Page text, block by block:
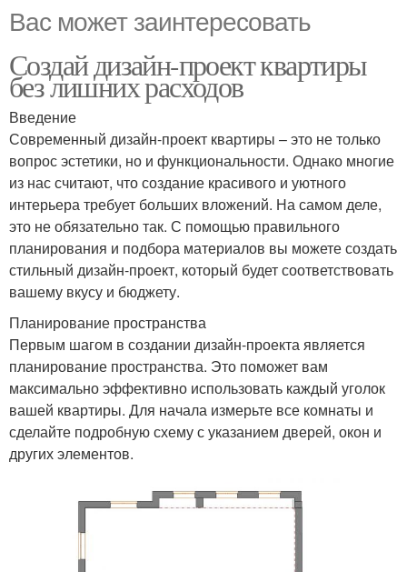
Вас может заинтересовать
Создай дизайн-проект квартиры
без лишних расходов
Введение
Современный дизайн-проект квартиры – это не только
вопрос эстетики, но и функциональности. Однако многие
из нас считают, что создание красивого и уютного
интерьера требует больших вложений. На самом деле,
это не обязательно так. С помощью правильного
планирования и подбора материалов вы можете создать
стильный дизайн-проект, который будет соответствовать
вашему вкусу и бюджету.
Планирование пространства
Первым шагом в создании дизайн-проекта является
планирование пространства. Это поможет вам
максимально эффективно использовать каждый уголок
вашей квартиры. Для начала измерьте все комнаты и
сделайте подробную схему с указанием дверей, окон и
других элементов.